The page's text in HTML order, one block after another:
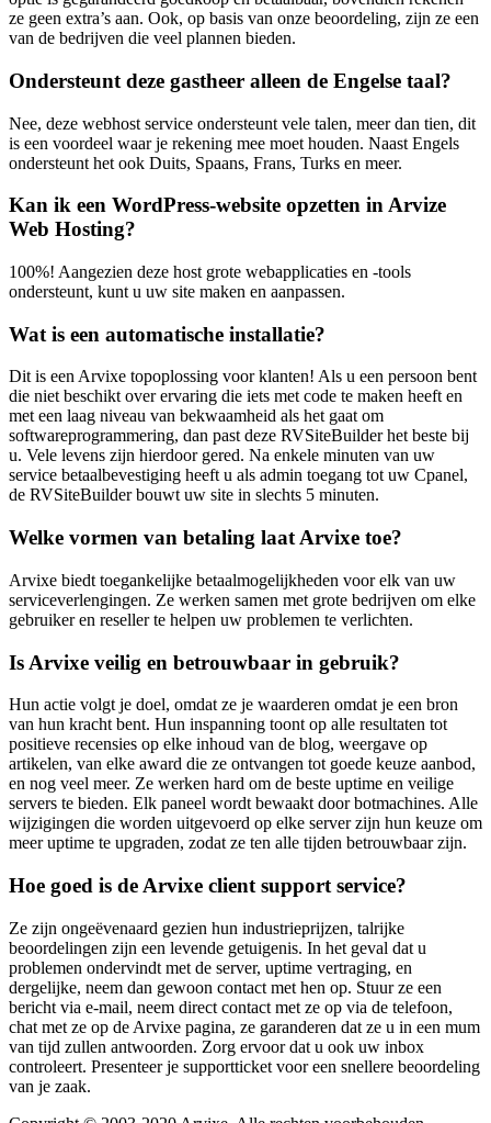
ze geen extra’s aan. Ook, op basis van onze beoordeling, zijn ze een
van de bedrijven die veel plannen bieden.
Ondersteunt deze gastheer alleen de Engelse taal?
Nee, deze webhost service ondersteunt vele talen, meer dan tien, dit
is een voordeel waar je rekening mee moet houden. Naast Engels
ondersteunt het ook Duits, Spaans, Frans, Turks en meer.
Kan ik een WordPress-website opzetten in Arvize
Web Hosting?
100%! Aangezien deze host grote webapplicaties en -tools
ondersteunt, kunt u uw site maken en aanpassen.
Wat is een automatische installatie?
Dit is een Arvixe topoplossing voor klanten! Als u een persoon bent
die niet beschikt over ervaring die iets met code te maken heeft en
met een laag niveau van bekwaamheid als het gaat om
softwareprogrammering, dan past deze RVSiteBuilder het beste bij
u. Vele levens zijn hierdoor gered. Na enkele minuten van uw
service betaalbevestiging heeft u als admin toegang tot uw Cpanel,
de RVSiteBuilder bouwt uw site in slechts 5 minuten.
Welke vormen van betaling laat Arvixe toe?
Arvixe biedt toegankelijke betaalmogelijkheden voor elk van uw
serviceverlengingen. Ze werken samen met grote bedrijven om elke
gebruiker en reseller te helpen uw problemen te verlichten.
Is Arvixe veilig en betrouwbaar in gebruik?
Hun actie volgt je doel, omdat ze je waarderen omdat je een bron
van hun kracht bent. Hun inspanning toont op alle resultaten tot
positieve recensies op elke inhoud van de blog, weergave op
artikelen, van elke award die ze ontvangen tot goede keuze aanbod,
en nog veel meer. Ze werken hard om de beste uptime en veilige
servers te bieden. Elk paneel wordt bewaakt door botmachines. Alle
wijzigingen die worden uitgevoerd op elke server zijn hun keuze om
meer uptime te upgraden, zodat ze ten alle tijden betrouwbaar zijn.
Hoe goed is de Arvixe client support service?
Ze zijn ongeëvenaard gezien hun industrieprijzen, talrijke
beoordelingen zijn een levende getuigenis. In het geval dat u
problemen ondervindt met de server, uptime vertraging, en
dergelijke, neem dan gewoon contact met hen op. Stuur ze een
bericht via e-mail, neem direct contact met ze op via de telefoon,
chat met ze op de Arvixe pagina, ze garanderen dat ze u in een mum
van tijd zullen antwoorden. Zorg ervoor dat u ook uw inbox
controleert. Presenteer je supportticket voor een snellere beoordeling
van je zaak.